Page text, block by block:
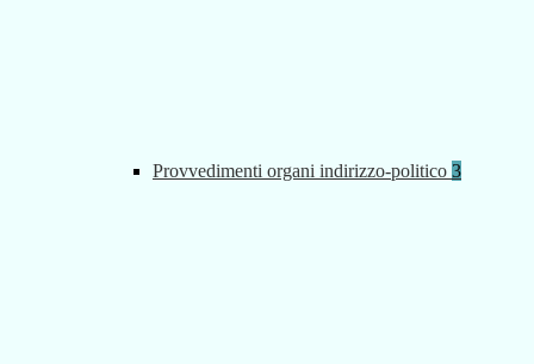
Provvedimenti organi indirizzo-politico 3